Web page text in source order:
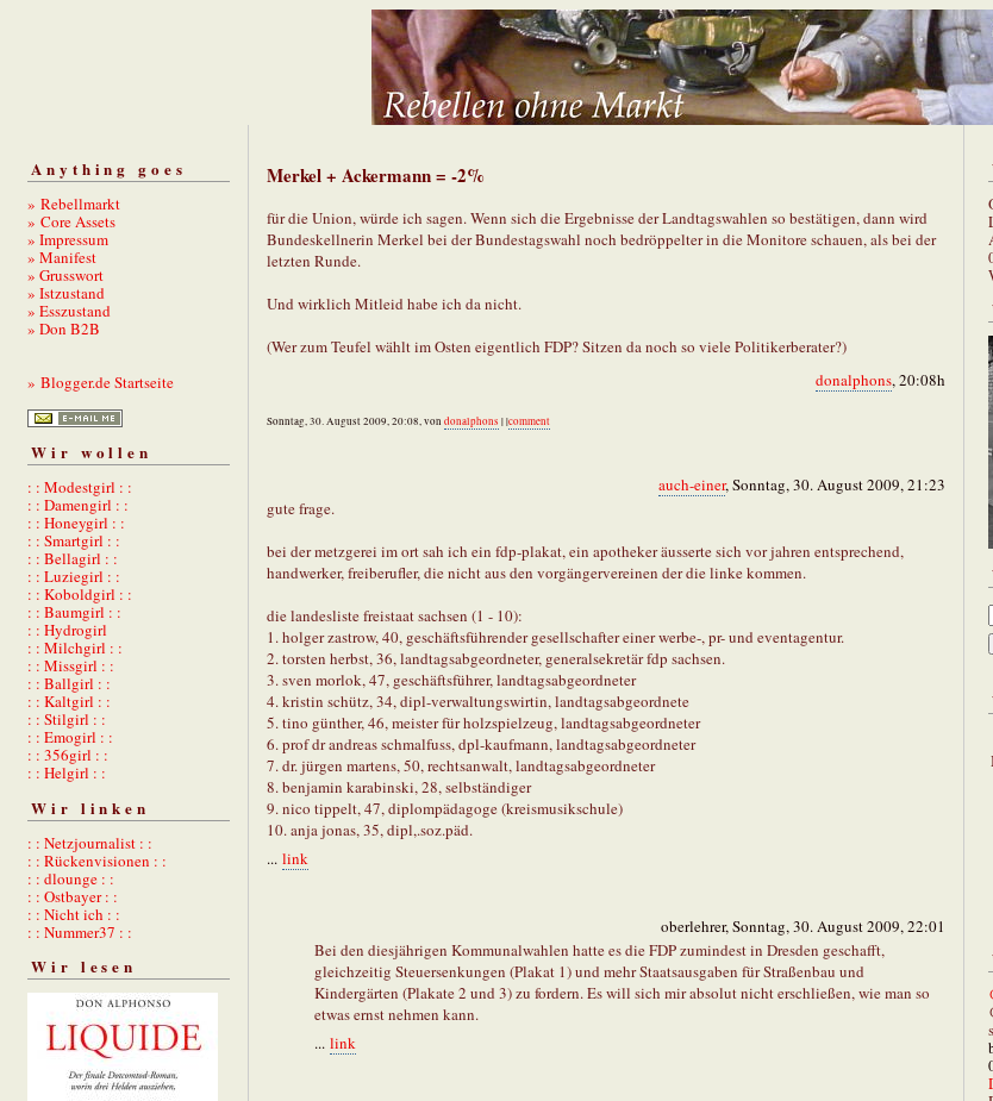
Anything goes
» Rebellmarkt
» Core Assets
» Impressum
» Manifest
» Grusswort
» Istzustand
» Esszustand
» Don B2B
» Blogger.de Startseite
Wir wollen
: : Modestgirl : :
: : Damengirl : :
: : Honeygirl : :
: : Smartgirl : :
: : Bellagirl : :
: : Luziegirl : :
: : Koboldgirl : :
: : Baumgirl : :
: : Hydrogirl
: : Milchgirl : :
: : Missgirl : :
: : Ballgirl : :
: : Kaltgirl : :
: : Stilgirl : :
: : Emogirl : :
: : 356girl : :
: : Helgirl : :
Wir linken
: : Netzjournalist : :
: : Rückenvisionen : :
: : dlounge : :
: : Ostbayer : :
: : Nicht ich : :
: : Nummer37 : :
Wir lesen
Merkel + Ackermann = -2%
für die Union, würde ich sagen. Wenn sich die Ergebnisse der Landtagswahlen so bestätigen, dann wird
Bundeskellnerin Merkel bei der Bundestagswahl noch bedröppelter in die Monitore schauen, als bei der
letzten Runde.
Und wirklich Mitleid habe ich da nicht.
(Wer zum Teufel wählt im Osten eigentlich FDP? Sitzen da noch so viele Politikerberater?)
donalphons, 20:08h
Sonntag, 30. August 2009, 20:08, von donalphons | |comment
auch-einer, Sonntag, 30. August 2009, 21:23
gute frage.
bei der metzgerei im ort sah ich ein fdp-plakat, ein apotheker äusserte sich vor jahren entsprechend,
handwerker, freiberufler, die nicht aus den vorgängervereinen der die linke kommen.
die landesliste freistaat sachsen (1 - 10):
1. holger zastrow, 40, geschäftsführender gesellschafter einer werbe-, pr- und eventagentur.
2. torsten herbst, 36, landtagsabgeordneter, generalsekretär fdp sachsen.
3. sven morlok, 47, geschäftsführer, landtagsabgeordneter
4. kristin schütz, 34, dipl-verwaltungswirtin, landtagsabgeordnete
5. tino günther, 46, meister für holzspielzeug, landtagsabgeordneter
6. prof dr andreas schmalfuss, dpl-kaufmann, landtagsabgeordneter
7. dr. jürgen martens, 50, rechtsanwalt, landtagsabgeordneter
8. benjamin karabinski, 28, selbständiger
9. nico tippelt, 47, diplompädagoge (kreismusikschule)
10. anja jonas, 35, dipl,.soz.päd.
... link
oberlehrer, Sonntag, 30. August 2009, 22:01
Bei den diesjährigen Kommunalwahlen hatte es die FDP zumindest in Dresden geschafft,
gleichzeitig Steuersenkungen (Plakat 1) und mehr Staatsausgaben für Straßenbau und
Kindergärten (Plakate 2 und 3) zu fordern. Es will sich mir absolut nicht erschließen, wie man so
etwas ernst nehmen kann.
... link